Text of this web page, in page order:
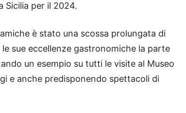
Sicilia per il 2024.
è stato una scossa prolungata di
sue eccellenze gastronomiche la parte
un esempio su tutti le visite al Museo
e anche predisponendo spettacoli di